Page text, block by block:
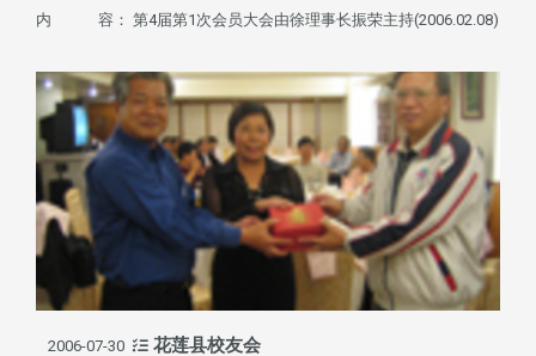
内 容： 第4届第1次会员大会由徐理事长振荣主持(2006.02.08)
2006-07-30 花莲县校友会